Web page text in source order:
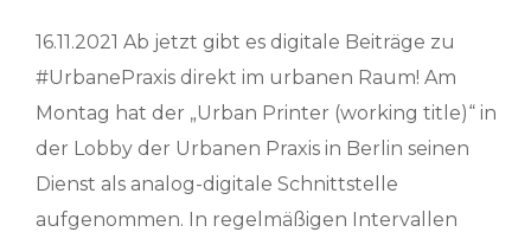
16.11.2021 Ab jetzt gibt es digitale Beiträge zu
#UrbanePraxis direkt im urbanen Raum! Am
Montag hat der „Urban Printer (working title)“ in
der Lobby der Urbanen Praxis in Berlin seinen
Dienst als analog-digitale Schnittstelle
aufgenommen. In regelmäßigen Intervallen